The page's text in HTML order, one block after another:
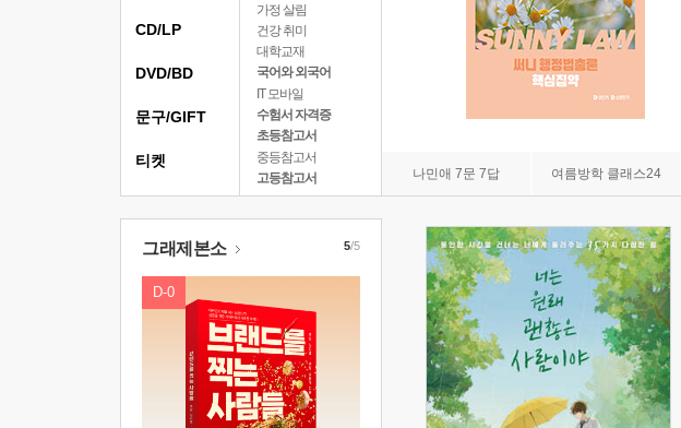
가정 살림
건강 취미
대학교재
국어와 외국어
IT 모바일
수험서 자격증
초등참고서
중등참고서
고등참고서
나민애 7문 7답 여름방학 클래스24
CD/LP
DVD/BD
문구/GIFT
티켓
그래제본소
D-0
5/5